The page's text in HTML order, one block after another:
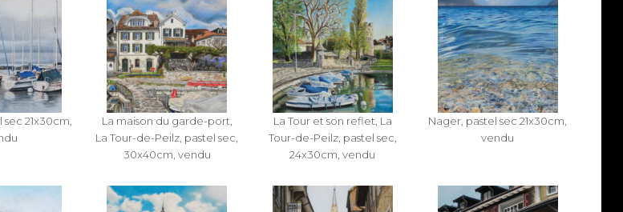
21x30cm,
La maison du garde-port,
La Tour-de-Peilz, pastel sec,
30x40cm, vendu
La Tour et son reflet, La
Tour-de-Peilz, pastel sec,
24x30cm, vendu
Nager, pastel sec 21x30cm,
vendu